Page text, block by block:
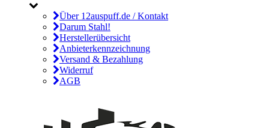
Über 12auspuff.de / Kontakt
Darum Stahl!
Herstellerübersicht
Anbieterkennzeichnung
Versand & Bezahlung
Widerruf
AGB